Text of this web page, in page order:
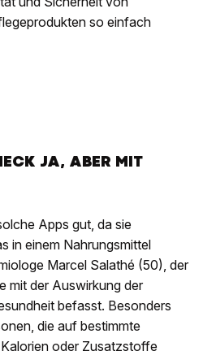
so einfach
JA, ABER MIT
Apps gut, da sie
in einem Nahrungsmittel
Marcel Salathé (50), der
mit der Auswirkung der
befasst. Besonders
die auf bestimmte
oder Zusatzstoffe